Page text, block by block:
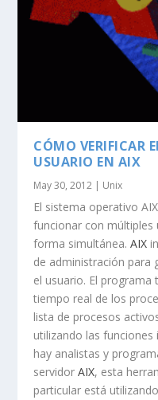
CÓMO VERIFICAR
USUARIO EN AIX
May 30, 2012 | Unix
El sistema operativo
funcionar con múltiples
forma simultánea.AIX
de administración para
el usuario. El programa
tiempo real de los
lista de procesos
utilizando las
hay analistas y
servidorAIX, esta
particular está